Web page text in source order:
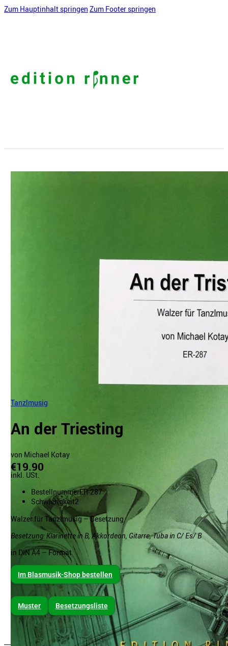
Zum Hauptinhalt springen Zum Footer springen
Tanzlmusig
An der Triesting
von Michael Kotay
€19.90
inkl. USt.
BestellnummerER-287
Schwierigkeit2
Walzer für Tanzlmusig – Besetzung
Besetzung: Klarinette in B, Akkordeon, Gitarre, Tuba in C/ Es/ B
in DIN A4 – Format
Im Blasmusik-Shop bestellen
Muster Besetzungsliste